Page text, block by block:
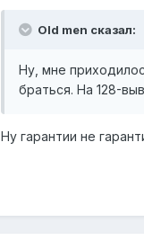
Old men сказал:
Ну, мне
браться. На 128-
Ну гарантии не